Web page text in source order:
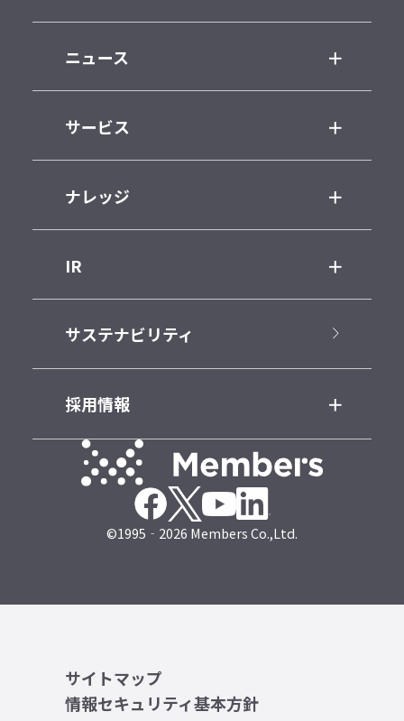
ニュース
サービス
ナレッジ
IR
サステナビリティ
採用情報
©1995‐2026 Members Co.,Ltd.
サイトマップ
情報セキュリティ基本方針